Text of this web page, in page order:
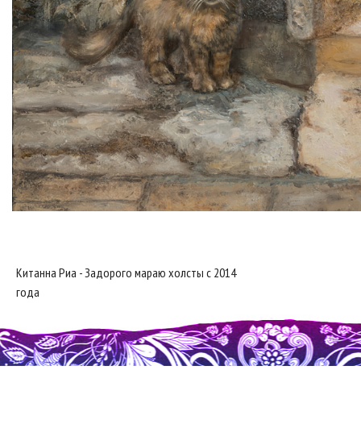
Китанна Риа - Задорого мараю холсты с 2014
года